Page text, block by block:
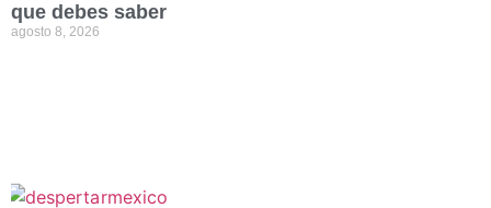
que debes saber
agosto 8, 2026